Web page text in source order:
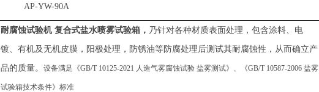
AP-YW-90A
耐腐蚀试验机 复合式盐水喷雾试验箱 ， 乃针对各种材质表面处理，包含涂料、电
镀、有机及无机皮膜，阳极处理，防锈油等防腐处理后测试其耐腐蚀性，从而确立产
品的质量。 设备满足 《GB/T 10125-2021 人造气雾腐蚀试验 盐雾测试》、《GB/T 10587-2006 盐雾
试验箱技术条件》标准